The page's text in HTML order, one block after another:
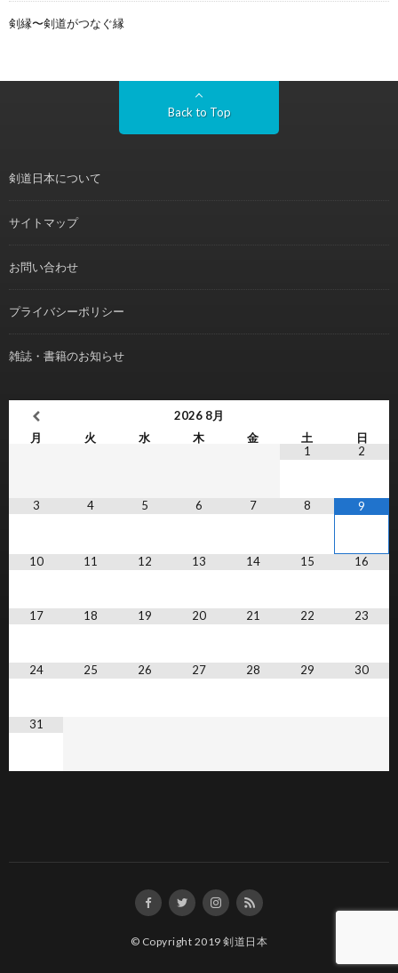
剣縁〜剣道がつなぐ縁
Back to Top
剣道日本について
サイトマップ
お問い合わせ
プライバシーポリシー
雑誌・書籍のお知らせ
2026 8月
月
火 水 木 金 土
日
1
2
3 4 5 6 7 8 9
10 11 12 13 14 15 16
17 18 19 20 21 22 23
24 25 26 27 28 29 30
31
© Copyright 2019剣道日本